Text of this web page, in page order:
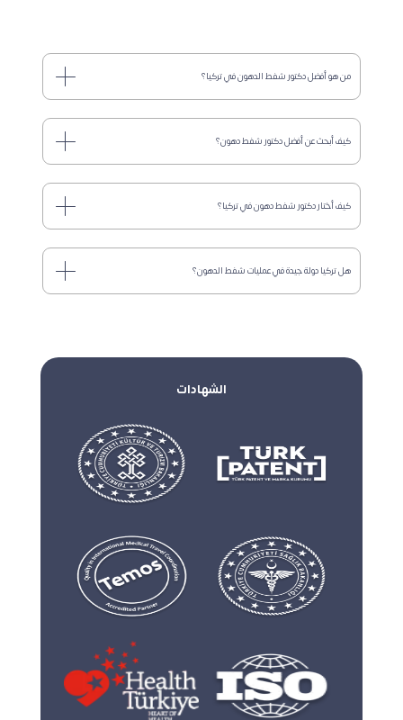
من هو أفضل دكتور شفط الدهون في تركيا؟
كيف أبحث عن أفضل دكتور شفط دهون؟
كيف أختار دكتور شفط دهون في تركيا؟
هل تركيا دولة جيدة في عمليات شفط الدهون؟
الشهادات